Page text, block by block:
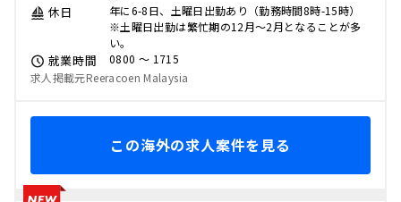
休日
年に6-8日、土曜日出勤あり（勤務時間8時-15時）
※土曜日出勤は繁忙期の12月～2月となることが多
い。
就業時間
0800 〜 1715
求人掲載元Reeracoen Malaysia
この海外の求人案件を見る